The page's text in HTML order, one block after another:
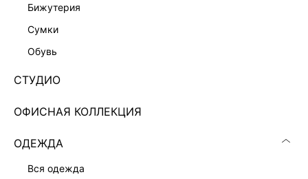
бижутерия
сумки
обувь
СТУДИО
ОФИСНАЯ КОЛЛЕКЦИЯ
ОДЕЖДА
вся одежда